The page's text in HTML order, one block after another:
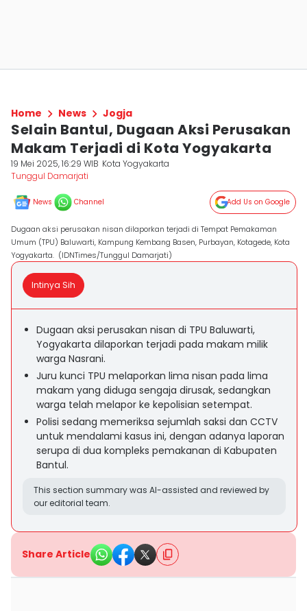
Home News Jogja
Selain Bantul, Dugaan Aksi Perusakan
Makam Terjadi di Kota Yogyakarta
19 Mei 2025, 16:29 WIB Kota Yogyakarta
Tunggul Damarjati
News Channel Add Us on Google
Dugaan aksi perusakan nisan dilaporkan terjadi di Tempat Pemakaman
Umum (TPU) Baluwarti, Kampung Kembang Basen, Purbayan, Kotagede, Kota
Yogyakarta. (IDNTimes/Tunggul Damarjati)
Intinya Sih
Dugaan aksi perusakan nisan di TPU Baluwarti,
Yogyakarta dilaporkan terjadi pada makam milik
warga Nasrani.
Juru kunci TPU melaporkan lima nisan pada lima
makam yang diduga sengaja dirusak, sedangkan
warga telah melapor ke kepolisian setempat.
Polisi sedang memeriksa sejumlah saksi dan CCTV
untuk mendalami kasus ini, dengan adanya laporan
serupa di dua kompleks pemakanan di Kabupaten
Bantul.
This section summary was AI-assisted and reviewed by
our editorial team.
Share Article